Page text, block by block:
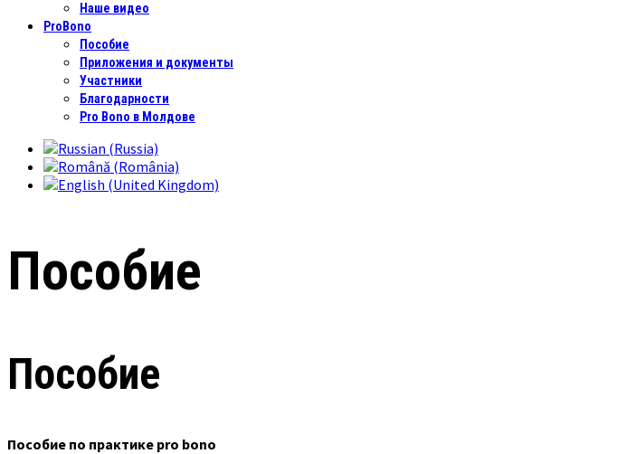
Наше видео
ProBono
Пособие
Приложения и документы
Участники
Благодарности
Pro Bono в Молдове
Пособие
Пособие
Пособие по практике pro bono